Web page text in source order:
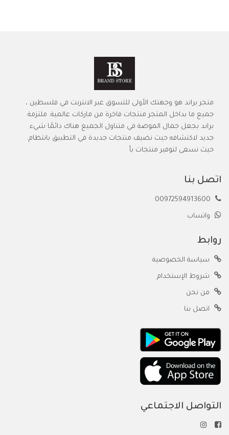
متجر براند هو وجهتك الأولى للتسوق عبر الانترنت في فلسطين ،
جميع ما بداخل المتجر منتجات فاخرة من ماركات عالمية. ملتزمة
براند بجعل جمال الموضة في متناول الجميع هناك دائمًا شيء
جديد لاكتشافه حيث نضيف منتجات جديدة في التطبيق بانتظام.
حيث نسعى لتوفير منتجات بأ
اتصل بنا
واتساب
روابط
سياسة الخصوصية
شروط الإستخدام
من نحن
اتصل بنا
التواصل الاجتماعي